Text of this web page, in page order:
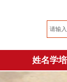
姓名学
姓名学